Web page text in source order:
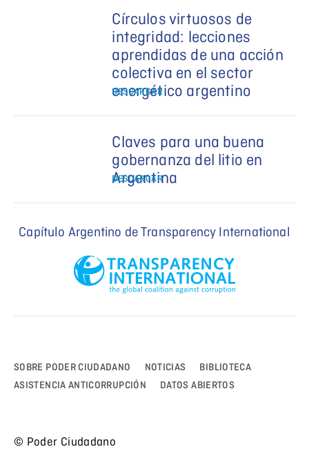
Círculos virtuosos de
integridad: lecciones
aprendidas de una acción
colectiva en el sector
energético argentino
DESCARGAR
Claves para una buena
gobernanza del litio en
Argentina
DESCARGAR
Capítulo Argentino de Transparency International
SOBRE PODER CIUDADANO NOTICIAS
BIBLIOTECA
ASISTENCIA ANTICORRUPCIÓN
DATOS ABIERTOS
© Poder Ciudadano